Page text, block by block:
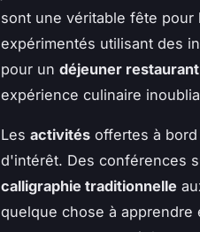
sont une véritable fête
expérimentés utilisant des
pour un déjeuner restaurant
expérience culinaire
Les activités offertes à
d'intérêt. Des conférences
calligraphie traditionnelle
quelque chose à apprendre